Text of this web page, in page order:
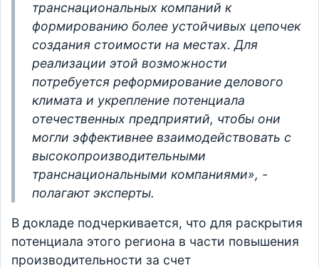
транснациональных компаний к
формированию более устойчивых цепочек
создания стоимости на местах. Для
реализации этой возможности
потребуется реформирование делового
климата и укрепление потенциала
отечественных предприятий, чтобы они
могли эффективнее взаимодействовать с
высокопроизводительными
транснациональными компаниями», -
полагают эксперты.
В докладе подчеркивается, что для раскрытия
потенциала этого региона в части повышения
производительности за счет